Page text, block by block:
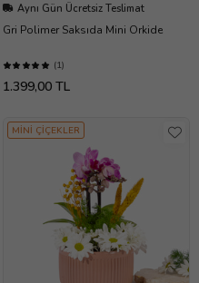
Aynı Gün Ücretsiz Teslimat
Gri Polimer Saksıda Mini Orkide
(1)
1.399,00 TL
MİNİ ÇİÇEKLER